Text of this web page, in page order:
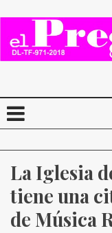
La Iglesia
tiene una
de Música